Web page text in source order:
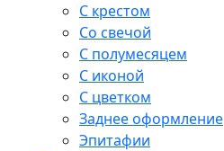
С крестом
Со свечой
С полумесяцем
С иконой
С цветком
Заднее оформление
Эпитафии